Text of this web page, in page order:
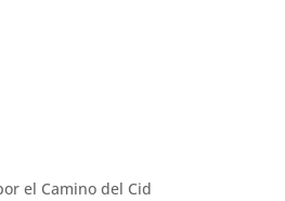
el Camino del Cid